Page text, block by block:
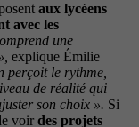
aux lycéens
avec les
une
explique Émilie
perçoit le rythme,
de réalité qui
son choix ». Si
voir des projets